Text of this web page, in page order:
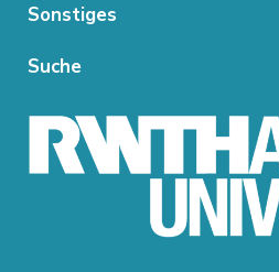
Sonstiges
Suche